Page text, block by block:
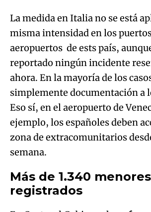
La medida en Italia no se está
misma intensidad en los
aeropuertos de ests país,
reportado ningún incidente
ahora. En la mayoría de los
simplemente documentación a
Eso sí, en el aeropuerto de
ejemplo, los españoles deben
zona de extracomunitarios
semana.
Más de 1.340 menores
registrados